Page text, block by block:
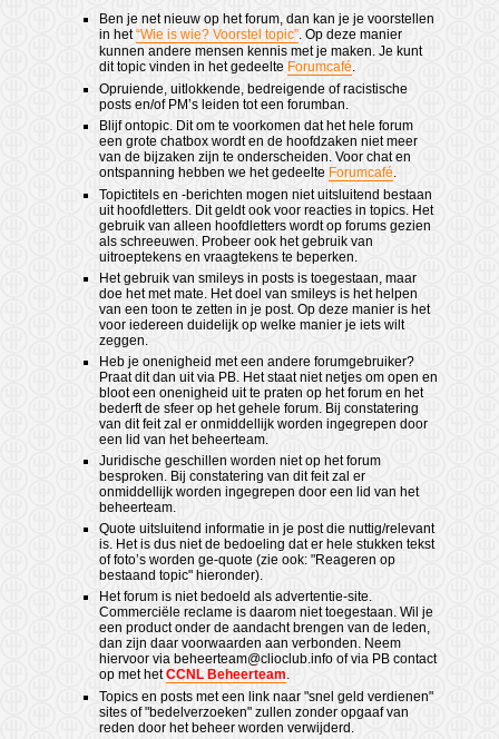
Ben je net nieuw op het forum, dan kan je je voorstellen
in het“Wie is wie? Voorstel topic” . Op deze manier
kunnen andere mensen kennis met je maken. Je kunt
dit topic vinden in het gedeelte Forumcafé
Opruiende, uitlokkende, bedreigende of racistische
posts en/of PM’s leiden tot een forumban.
Blijf ontopic. Dit om te voorkomen dat het hele forum
een grote chatbox wordt en de hoofdzaken niet meer
van de bijzaken zijn te onderscheiden. Voor chat en
ontspanning hebben we het gedeelte Forumcafé
Topictitels en -berichten mogen niet uitsluitend bestaan
uit hoofdletters. Dit geldt ook voor reacties in topics. Het
gebruik van alleen hoofdletters wordt op forums gezien
als schreeuwen. Probeer ook het gebruik van
uitroeptekens en vraagtekens te beperken.
Het gebruik van smileys in posts is toegestaan, maar
doe het met mate. Het doel van smileys is het helpen
van een toon te zetten in je post. Op deze manier is het
voor iedereen duidelijk op welke manier je iets wilt
zeggen.
Heb je onenigheid met een andere forumgebruiker?
Praat dit dan uit via PB. Het staat niet netjes om open en
bloot een onenigheid uit te praten op het forum en het
bederft de sfeer op het gehele forum. Bij constatering
van dit feit zal er onmiddellijk worden ingegrepen door
een lid van het beheerteam.
Juridische geschillen worden niet op het forum
besproken. Bij constatering van dit feit zal er
onmiddellijk worden ingegrepen door een lid van het
beheerteam.
Quote uitsluitend informatie in je post die nuttig/relevant
is. Het is dus niet de bedoeling dat er hele stukken tekst
of foto’s worden ge-quote (zie ook: "Reageren op
bestaand topic" hieronder).
Het forum is niet bedoeld als advertentie-site.
Commerciële reclame is daarom niet toegestaan. Wil je
een product onder de aandacht brengen van de leden,
dan zijn daar voorwaarden aan verbonden. Neem
hiervoor via beheerteam@clioclub.info of via PB contact
op met hetCCNL Beheerteam
Topics en posts met een link naar "snel geld verdienen"
sites of "bedelverzoeken" zullen zonder opgaaf van
reden door het beheer worden verwijderd.